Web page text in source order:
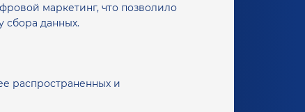
маркетинг, что позволило
сбора данных.
распространенных и